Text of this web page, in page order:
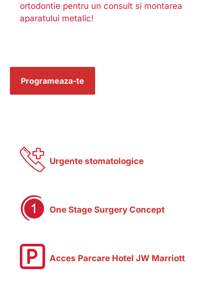
ortodontie pentru un consult si montarea
aparatului metalic!
Programeaza-te
Urgente stomatologice
One Stage Surgery Concept
Acces Parcare Hotel JW Marriott